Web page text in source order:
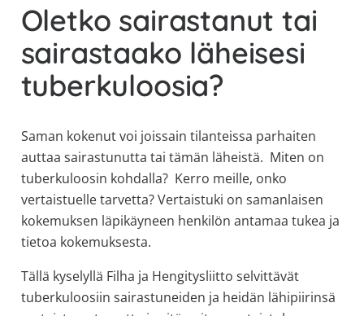
Oletko sairastanut tai
sairastaako läheisesi
tuberkuloosia?
Saman kokenut voi joissain tilanteissa parhaiten
auttaa sairastunutta tai tämän läheistä. Miten on
tuberkuloosin kohdalla? Kerro meille, onko
vertaistuelle tarvetta? Vertaistuki on samanlaisen
kokemuksen läpikäyneen henkilön antamaa tukea ja
tietoa kokemuksesta.
Tällä kyselyllä Filha ja Hengitysliitto selvittävät
tuberkuloosiin sairastuneiden ja heidän lähipiirinsä